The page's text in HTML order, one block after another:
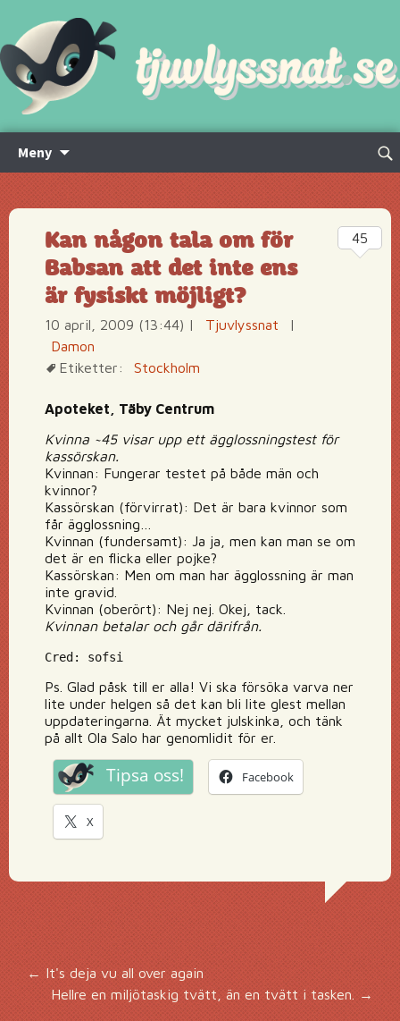
Meny
innehåll
Sök
Kan någon tala om för
Babsan att det inte ens
är fysiskt möjligt?
10 april, 2009 (13:44) | Tjuvlyssnat
|
Damon
Etiketter:
Stockholm
Apoteket, Täby Centrum
Kvinna ~45 visar upp ett ägglossningstest för
kassörskan.
Kvinnan: Fungerar testet på både män och
kvinnor?
Kassörskan (förvirrat): Det är bara kvinnor som
får ägglossning…
Kvinnan (fundersamt): Ja ja, men kan man se om
det är en flicka eller pojke?
Kassörskan: Men om man har ägglossning är man
inte gravid.
Kvinnan (oberört): Nej nej. Okej, tack.
Kvinnan betalar och går därifrån.
Cred: sofsi
Ps. Glad påsk till er alla! Vi ska försöka varva ner
lite under helgen så det kan bli lite glest mellan
uppdateringarna. Ät mycket julskinka, och tänk
på allt Ola Salo har genomlidit för er.
Tipsa oss! Facebook
X
45
Inläggsnavigering
← It's deja vu all over again
Hellre en miljötaskig tvätt, än en tvätt i tasken. →